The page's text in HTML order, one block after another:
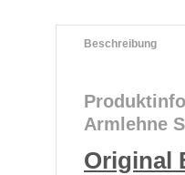
Beschreibung
Armlehne
Original